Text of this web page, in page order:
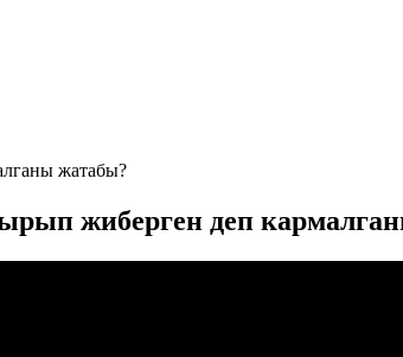
жатабы?
жиберген деп